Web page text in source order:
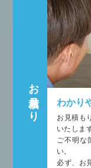
お見積もり わかり
お見積も
いたしま
ご不明な
い。
必ず、お